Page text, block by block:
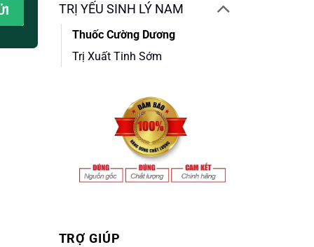
TRỊ YẾU SINH LÝ NAM
Thuốc Cường Dương
Trị Xuất Tinh Sớm
TRỢ GIÚP